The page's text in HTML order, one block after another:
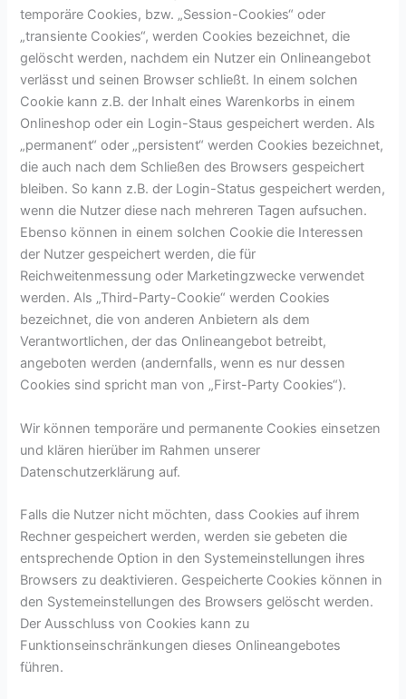
temporäre Cookies, bzw. „Session-Cookies“ oder
„transiente Cookies“, werden Cookies bezeichnet, die
gelöscht werden, nachdem ein Nutzer ein Onlineangebot
verlässt und seinen Browser schließt. In einem solchen
Cookie kann z.B. der Inhalt eines Warenkorbs in einem
Onlineshop oder ein Login-Staus gespeichert werden. Als
„permanent“ oder „persistent“ werden Cookies bezeichnet,
die auch nach dem Schließen des Browsers gespeichert
bleiben. So kann z.B. der Login-Status gespeichert werden,
wenn die Nutzer diese nach mehreren Tagen aufsuchen.
Ebenso können in einem solchen Cookie die Interessen
der Nutzer gespeichert werden, die für
Reichweitenmessung oder Marketingzwecke verwendet
werden. Als „Third-Party-Cookie“ werden Cookies
bezeichnet, die von anderen Anbietern als dem
Verantwortlichen, der das Onlineangebot betreibt,
angeboten werden (andernfalls, wenn es nur dessen
Cookies sind spricht man von „First-Party Cookies“).
Wir können temporäre und permanente Cookies einsetzen
und klären hierüber im Rahmen unserer
Datenschutzerklärung auf.
Falls die Nutzer nicht möchten, dass Cookies auf ihrem
Rechner gespeichert werden, werden sie gebeten die
entsprechende Option in den Systemeinstellungen ihres
Browsers zu deaktivieren. Gespeicherte Cookies können in
den Systemeinstellungen des Browsers gelöscht werden.
Der Ausschluss von Cookies kann zu
Funktionseinschränkungen dieses Onlineangebotes
führen.